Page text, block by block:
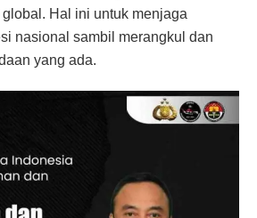
Hal ini untuk menjaga
nasional sambil merangkul dan
yang ada.